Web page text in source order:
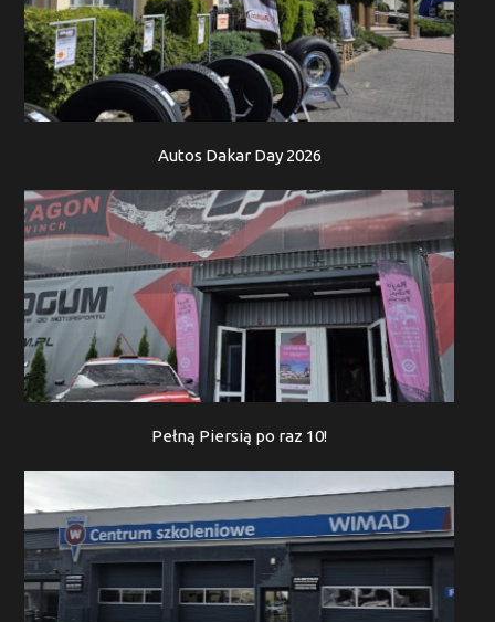
Autos Dakar Day 2026
Pełną Piersią po raz 10!